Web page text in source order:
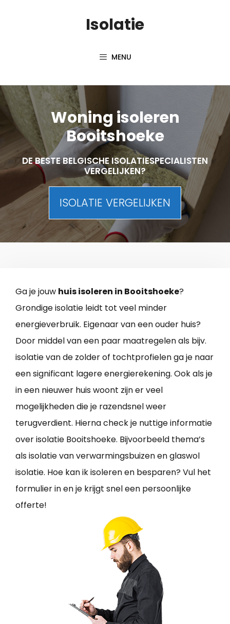
Isolatie
MENU
Woning isoleren
Booitshoeke
DE BESTE BELGISCHE ISOLATIESPECIALISTEN
VERGELIJKEN?
ISOLATIE VERGELIJKEN
Ga je jouw huis isoleren in Booitshoeke?
Grondige isolatie leidt tot veel minder
energieverbruik. Eigenaar van een ouder huis?
Door middel van een paar maatregelen als bijv.
isolatie van de zolder of tochtprofielen ga je naar
een significant lagere energierekening. Ook als je
in een nieuwer huis woont zijn er veel
mogelijkheden die je razendsnel weer
terugverdient. Hierna check je nuttige informatie
over isolatie Booitshoeke. Bijvoorbeeld thema’s
als isolatie van verwarmingsbuizen en glaswol
isolatie. Hoe kan ik isoleren en besparen? Vul het
formulier in en je krijgt snel een persoonlijke
offerte!